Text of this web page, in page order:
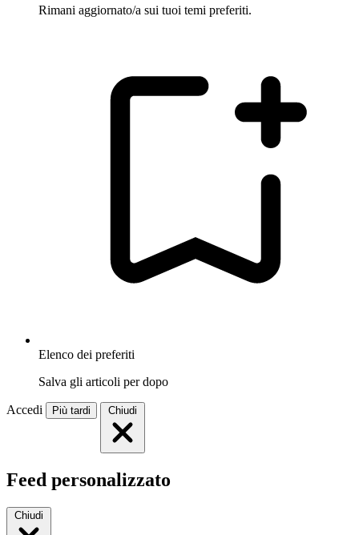
Rimani aggiornato/a sui tuoi temi preferiti.
Elenco dei preferiti
Salva gli articoli per dopo
Accedi Più tardi Chiudi
Feed personalizzato
Chiudi